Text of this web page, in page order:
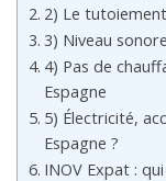
2) Le tutoiement
3) Niveau
4) Pas de
Espagne
5) Électricité,
Espagne ?
INOV Expat :